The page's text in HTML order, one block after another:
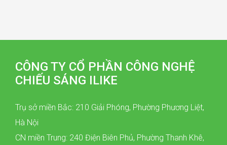
CÔNG TY CỔ PHẦN CÔNG NGHỆ
CHIẾU SÁNG ILIKE
Trụ sở miền Bắc: 210 Giải Phóng, Phường Phương Liệt,
Hà Nội
CN miền Trung: 240 Điện Biên Phủ, Phường Thanh Khê,